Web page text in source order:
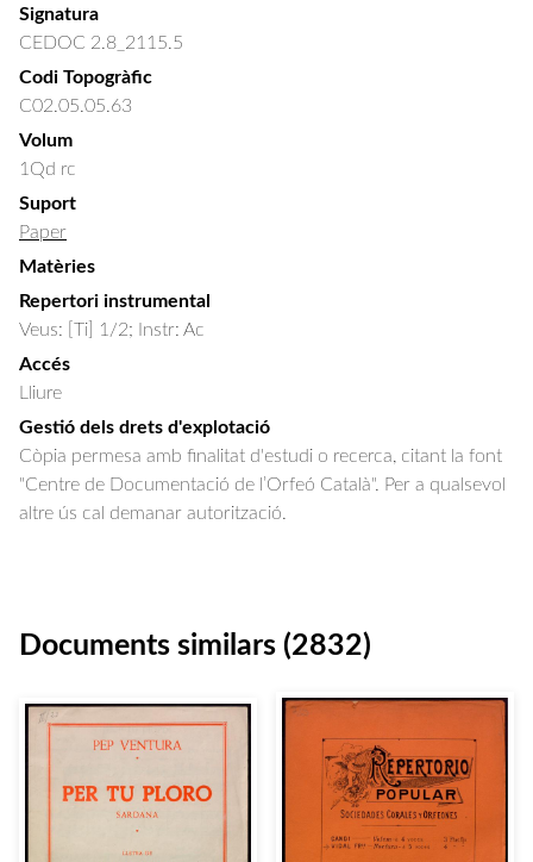
Signatura
CEDOC 2.8_2115.5
Codi Topogràfic
C02.05.05.63
Volum
1Qd rc
Suport
Paper
Matèries
Repertori instrumental
Veus: [Ti] 1/2; Instr: Ac
Accés
Lliure
Gestió dels drets d'explotació
Còpia permesa amb finalitat d'estudi o recerca, citant la font
"Centre de Documentació de l’Orfeó Català". Per a qualsevol
altre ús cal demanar autorització.
Documents similars (2832)